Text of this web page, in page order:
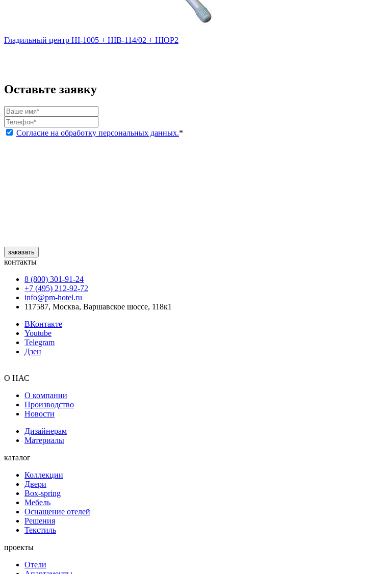
Гладильный центр HI-1005 + HIB-114/02 + HIOP2
Оставьте заявку
Согласие на обработку персональных данных.*
заказать
контакты
8 (800) 301‑91‑24
+7 (495) 212‑92‑72
info@pm-hotel.ru
117587, Москва, Варшавское шоссе, 118к1
ВКонтакте
Youtube
Telegram
Дзен
О НАС
О компании
Производство
Новости
Дизайнерам
Материалы
каталог
Коллекции
Двери
Box-spring
Мебель
Оснащение отелей
Решения
Текстиль
проекты
Отели